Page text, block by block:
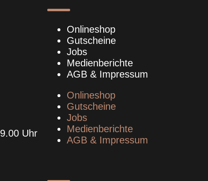
Uhr
Onlineshop
Gutscheine
Jobs
Medienberichte
AGB & Impressum
Onlineshop
Gutscheine
Jobs
Medienberichte
AGB & Impressum